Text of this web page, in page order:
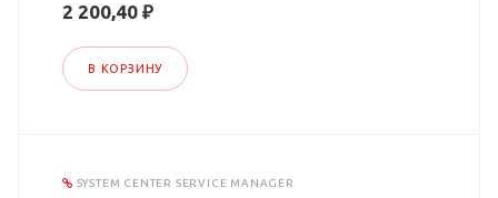
2 200,40 ₽
В КОРЗИНУ
SYSTEM CENTER SERVICE MANAGER